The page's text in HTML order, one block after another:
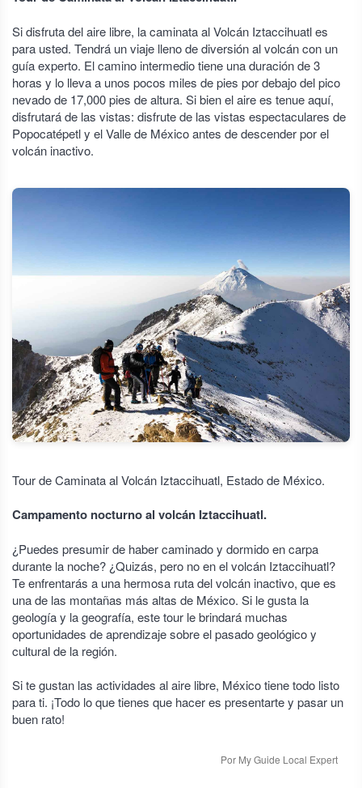
Si disfruta del aire libre, la caminata al Volcán Iztaccihuatl es
para usted. Tendrá un viaje lleno de diversión al volcán con un
guía experto. El camino intermedio tiene una duración de 3
horas y lo lleva a unos pocos miles de pies por debajo del pico
nevado de 17,000 pies de altura. Si bien el aire es tenue aquí,
disfrutará de las vistas: disfrute de las vistas espectaculares de
Popocatépetl y el Valle de México antes de descender por el
volcán inactivo.
Tour de Caminata al Volcán Iztaccihuatl, Estado de México.
Campamento nocturno al volcán Iztaccihuatl.
¿Puedes presumir de haber caminado y dormido en carpa
durante la noche? ¿Quizás, pero no en el volcán Iztaccihuatl?
Te enfrentarás a una hermosa ruta del volcán inactivo, que es
una de las montañas más altas de México. Si le gusta la
geología y la geografía, este tour le brindará muchas
oportunidades de aprendizaje sobre el pasado geológico y
cultural de la región.
Si te gustan las actividades al aire libre, México tiene todo listo
para ti. ¡Todo lo que tienes que hacer es presentarte y pasar un
buen rato!
Por My Guide Local Expert